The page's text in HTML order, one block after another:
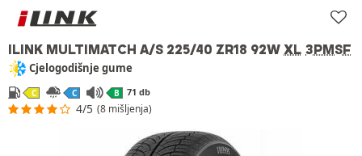
ILINK MULTIMATCH A/S 225/40 ZR18 92W XL 3PMSF
Cjelogodišnje gume
C C B 71 db
4/5 (8 mišljenja)